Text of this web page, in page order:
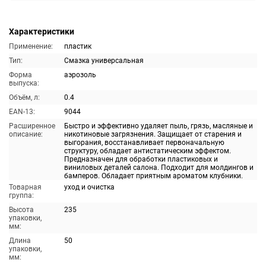
Характеристики
Применение:
пластик
Тип:
Смазка универсальная
Форма
выпуска:
аэрозоль
Объём, л:
0.4
EAN-13:
9044
Расширенное
описание:
Быстро и эффективно удаляет пыль, грязь, масляные и
никотиновые загрязнения. Защищает от старения и
выгорания, восстанавливает первоначальную
структуру, обладает антистатическим эффектом.
Предназначен для обработки пластиковых и
виниловых деталей салона. Подходит для молдингов и
бамперов. Обладает приятным ароматом клубники.
Товарная
группа:
уход и очистка
Высота
упаковки,
мм:
235
Длина
упаковки,
мм:
50